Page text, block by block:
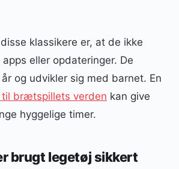
klassikere er, at de ikke
eller opdateringer. De
og udvikler sig med barnet. En
brætspillets verden kan give
hyggelige timer.
brugt legetøj sikkert